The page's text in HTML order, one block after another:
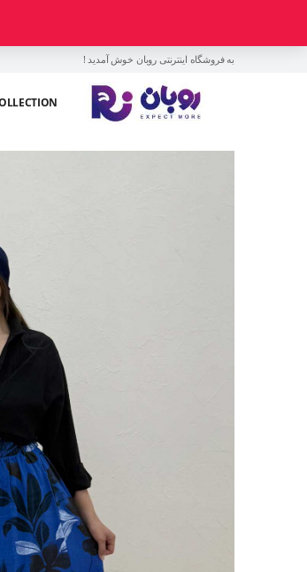
به فروشگاه اینترنتی روبان خوش آمدید !